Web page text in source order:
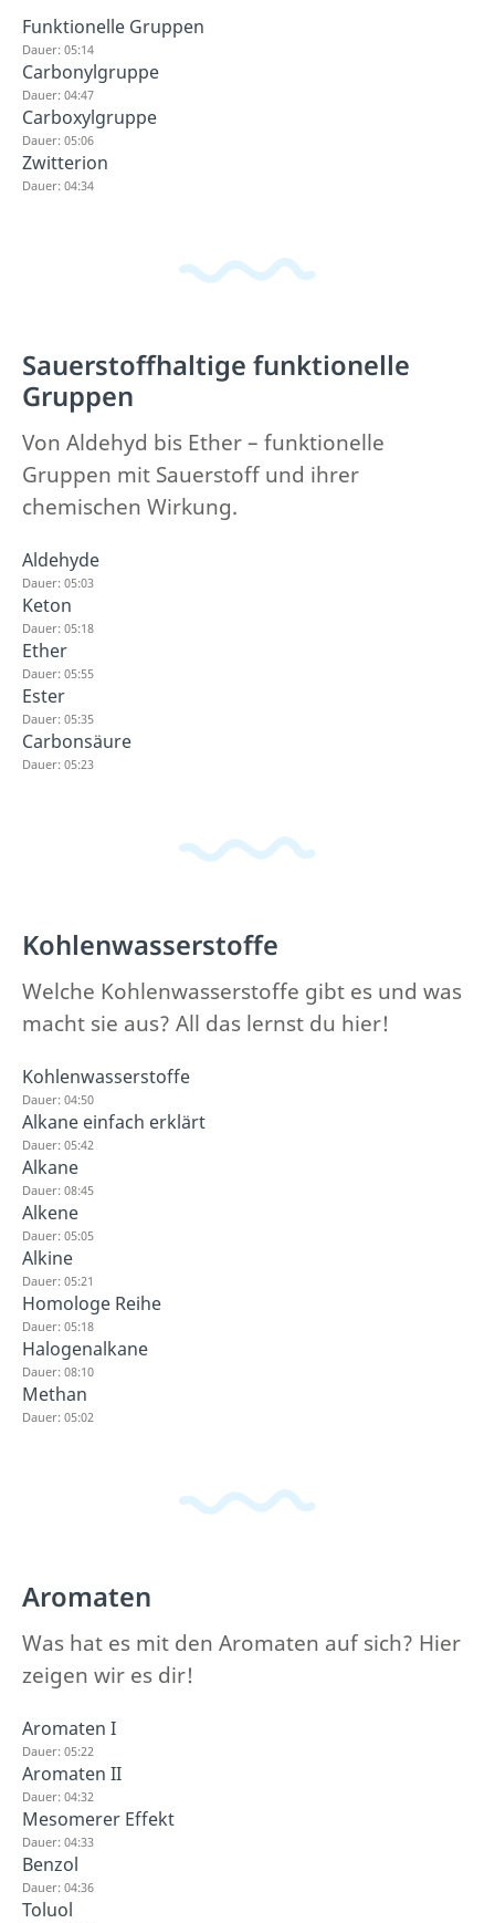
Funktionelle Gruppen
Dauer: 05:14
Carbonylgruppe
Dauer: 04:47
Carboxylgruppe
Dauer: 05:06
Zwitterion
Dauer: 04:34
Sauerstoffhaltige funktionelle
Gruppen
Von Aldehyd bis Ether – funktionelle
Gruppen mit Sauerstoff und ihrer
chemischen Wirkung.
Aldehyde
Dauer: 05:03
Keton
Dauer: 05:18
Ether
Dauer: 05:55
Ester
Dauer: 05:35
Carbonsäure
Dauer: 05:23
Kohlenwasserstoffe
Welche Kohlenwasserstoffe gibt es und was
macht sie aus? All das lernst du hier!
Kohlenwasserstoffe
Dauer: 04:50
Alkane einfach erklärt
Dauer: 05:42
Alkane
Dauer: 08:45
Alkene
Dauer: 05:05
Alkine
Dauer: 05:21
Homologe Reihe
Dauer: 05:18
Halogenalkane
Dauer: 08:10
Methan
Dauer: 05:02
Aromaten
Was hat es mit den Aromaten auf sich? Hier
zeigen wir es dir!
Aromaten I
Dauer: 05:22
Aromaten II
Dauer: 04:32
Mesomerer Effekt
Dauer: 04:33
Benzol
Dauer: 04:36
Toluol